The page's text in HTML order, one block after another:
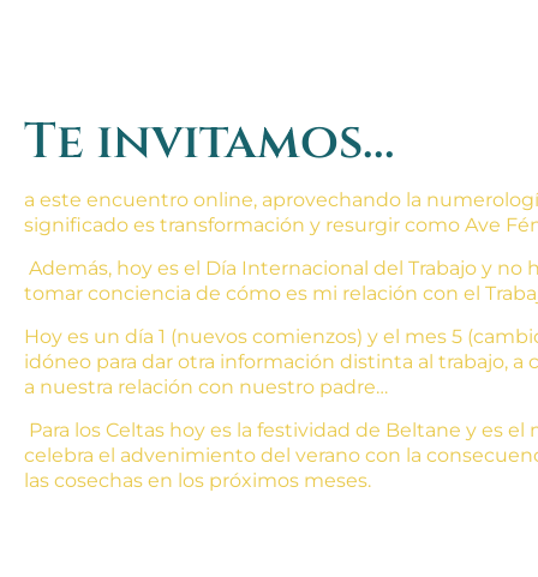
Te invitamos...
a este encuentro online, aprovechando la
significado es transformación y resurgir como Ave
Además, hoy es el Día Internacional del Trabajo y no
tomar conciencia de cómo es mi relación con el
Hoy es un día 1 (nuevos comienzos) y el mes 5
idóneo para dar otra información distinta al trabajo, a
a nuestra relación con nuestro padre…
Para los Celtas hoy es la festividad de Beltane y es
celebra el advenimiento del verano con la
las cosechas en los próximos meses.